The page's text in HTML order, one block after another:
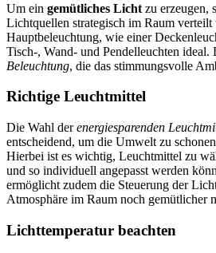
Um ein gemütliches Licht zu erzeugen,
Lichtquellen strategisch im Raum verteilt
Hauptbeleuchtung, wie einer
Tisch-, Wand- und Pendelleuchten ideal.
Beleuchtung, die das stimmungsvolle
Richtige Leuchtmittel
Die Wahl derenergiesparenden
entscheidend, um die Umwelt zu
Hierbei ist es wichtig, Leuchtmittel zu
und so individuell angepasst werden
ermöglicht zudem die Steuerung der
Atmosphäre im Raum noch gemütlicher
Lichttemperatur beachten